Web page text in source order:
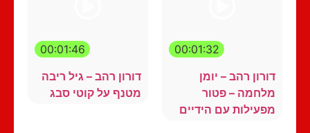
00:01:32
דורון רהב – יומן
מלחמה – פטור
מפעילות עם הידיים
00:01:46
דורון רהב – גיל ריבה
מטנף על קוטי סבג